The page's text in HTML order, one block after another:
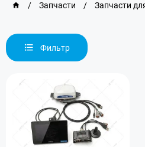
/ Запчасти / Запчасти
Фильтр